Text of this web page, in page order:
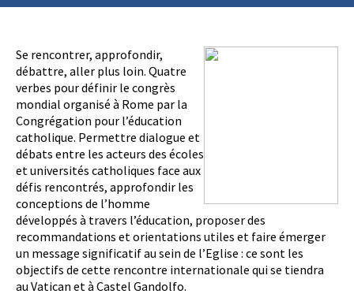
Se rencontrer, approfondir,
débattre, aller plus loin. Quatre
verbes pour définir le congrès
mondial organisé à Rome par la
Congrégation pour l’éducation
catholique. Permettre dialogue et
débats entre les acteurs des écoles
et universités catholiques face aux
défis rencontrés, approfondir les
conceptions de l’homme
développés à travers l’éducation, proposer des
recommandations et orientations utiles et faire émerger
un message significatif au sein de l’Eglise : ce sont les
objectifs de cette rencontre internationale qui se tiendra
au Vatican et à Castel Gandolfo.